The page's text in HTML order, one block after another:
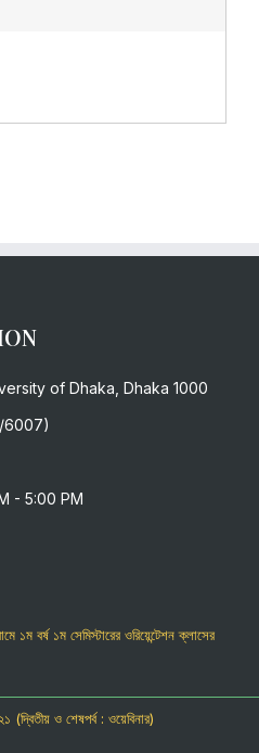
of Dhaka, Dhaka 1000
6007)
- 5:00 PM
১ম বর্ষ ১ম সেমিস্টারের ওরিয়েন্টেশন ক্লাসের
(দ্বিতীয় ও শেষপর্ব : ওয়েবিনার)